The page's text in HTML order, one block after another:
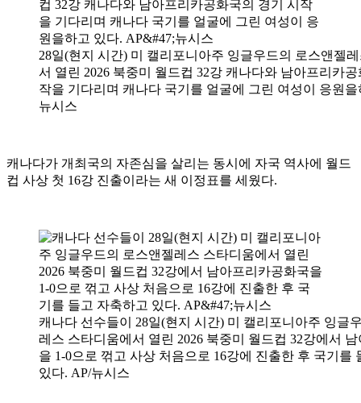
28일(현지 시간) 미 캘리포니아주 잉글우드의 로스앤젤
서 열린 2026 북중미 월드컵 32강 캐나다와 남아프리카
작을 기다리며 캐나다 국기를 얼굴에 그린 여성이 응원
뉴시스
캐나다가 개최국의 자존심을 살리는 동시에 자국 역사에 월드
컵 사상 첫 16강 진출이라는 새 이정표를 세웠다.
캐나다 선수들이 28일(현지 시간) 미 캘리포니아주 잉글
레스 스타디움에서 열린 2026 북중미 월드컵 32강에서
을 1-0으로 꺾고 사상 처음으로 16강에 진출한 후 국기를
있다. AP/뉴시스